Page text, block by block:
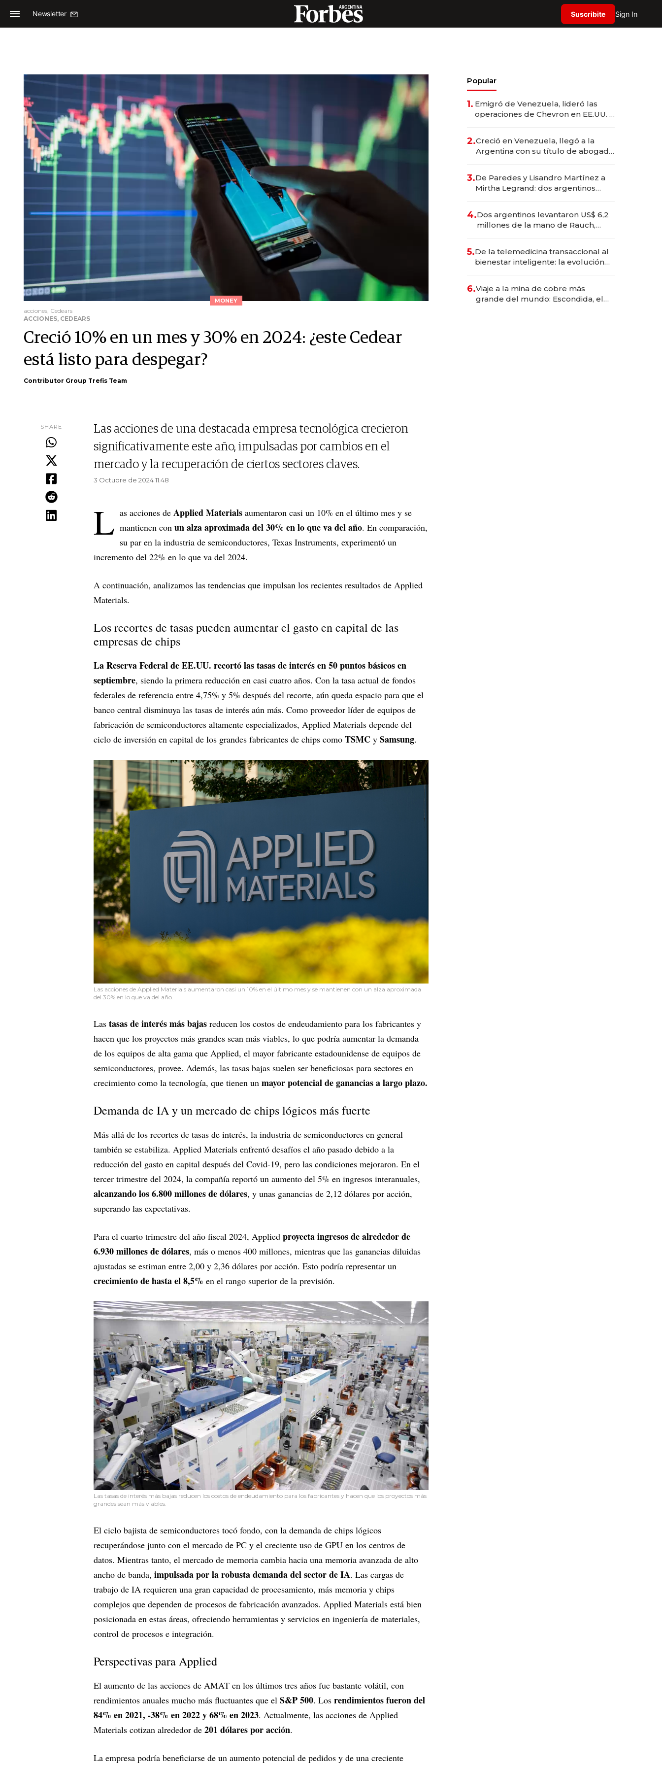
Newsletter Suscribite Sign In
MONEY
acciones, Cedears
ACCIONES, CEDEARS
Creció 10% en un mes y 30% en 2024: ¿este Cedear
está listo para despegar?
Contributor Group Trefis Team
SHARE
Las acciones de una destacada empresa tecnológica crecieron
significativamente este año, impulsadas por cambios en el
mercado y la recuperación de ciertos sectores claves.
3 Octubre de 2024 11.48
L as acciones de Applied Materials aumentaron casi un 10% en el último mes y se
mantienen con un alza aproximada del 30% en lo que va del año. En comparación,
su par en la industria de semiconductores, Texas Instruments, experimentó un
incremento del 22% en lo que va del 2024.
A continuación, analizamos las tendencias que impulsan los recientes resultados de Applied
Materials.
Los recortes de tasas pueden aumentar el gasto en capital de las
empresas de chips
La Reserva Federal de EE.UU. recortó las tasas de interés en 50 puntos básicos en
septiembre, siendo la primera reducción en casi cuatro años. Con la tasa actual de fondos
federales de referencia entre 4,75% y 5% después del recorte, aún queda espacio para que el
banco central disminuya las tasas de interés aún más. Como proveedor líder de equipos de
fabricación de semiconductores altamente especializados, Applied Materials depende del
ciclo de inversión en capital de los grandes fabricantes de chips como TSMC y Samsung.
Las acciones de Applied Materials aumentaron casi un 10% en el último mes y se mantienen con un alza aproximada
del 30% en lo que va del año.
Las tasas de interés más bajas reducen los costos de endeudamiento para los fabricantes y
hacen que los proyectos más grandes sean más viables, lo que podría aumentar la demanda
de los equipos de alta gama que Applied, el mayor fabricante estadounidense de equipos de
semiconductores, provee. Además, las tasas bajas suelen ser beneficiosas para sectores en
crecimiento como la tecnología, que tienen un mayor potencial de ganancias a largo plazo.
Demanda de IA y un mercado de chips lógicos más fuerte
Más allá de los recortes de tasas de interés, la industria de semiconductores en general
también se estabiliza. Applied Materials enfrentó desafíos el año pasado debido a la
reducción del gasto en capital después del Covid-19, pero las condiciones mejoraron. En el
tercer trimestre del 2024, la compañía reportó un aumento del 5% en ingresos interanuales,
alcanzando los 6.800 millones de dólares, y unas ganancias de 2,12 dólares por acción,
superando las expectativas.
Para el cuarto trimestre del año fiscal 2024, Applied proyecta ingresos de alrededor de
6.930 millones de dólares, más o menos 400 millones, mientras que las ganancias diluidas
ajustadas se estiman entre 2,00 y 2,36 dólares por acción. Esto podría representar un
crecimiento de hasta el 8,5% en el rango superior de la previsión.
Las tasas de interés más bajas reducen los costos de endeudamiento para los fabricantes y hacen que los proyectos más
grandes sean más viables.
El ciclo bajista de semiconductores tocó fondo, con la demanda de chips lógicos
recuperándose junto con el mercado de PC y el creciente uso de GPU en los centros de
datos. Mientras tanto, el mercado de memoria cambia hacia una memoria avanzada de alto
ancho de banda, impulsada por la robusta demanda del sector de IA. Las cargas de
trabajo de IA requieren una gran capacidad de procesamiento, más memoria y chips
complejos que dependen de procesos de fabricación avanzados. Applied Materials está bien
posicionada en estas áreas, ofreciendo herramientas y servicios en ingeniería de materiales,
control de procesos e integración.
Perspectivas para Applied
El aumento de las acciones de AMAT en los últimos tres años fue bastante volátil, con
rendimientos anuales mucho más fluctuantes que el S&P 500. Los rendimientos fueron del
84% en 2021, -38% en 2022 y 68% en 2023. Actualmente, las acciones de Applied
Materials cotizan alrededor de 201 dólares por acción.
La empresa podría beneficiarse de un aumento potencial de pedidos y de una creciente
Popular
1. Emigró de Venezuela, lideró las
operaciones de Chevron en EE.UU. y
2.Creció en Venezuela, llegó a la
Argentina con su título de abogado
marcas "fast premium"
3.De Paredes y Lisandro Martínez a
Mirtha Legrand: dos argentinos
deportivo y el cuidado corporal
4.Dos argentinos levantaron US$ 6,2
millones de la mano de Rauch,
5.De la telemedicina transaccional al
bienestar inteligente: la evolución
6.Viaje a la mina de cobre más
grande del mundo: Escondida, el